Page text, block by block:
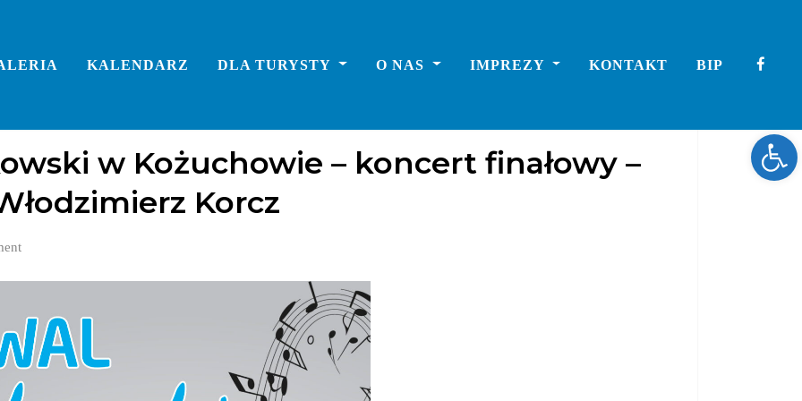
KALENDARZ DLA TURYSTY O NAS IMPREZY KONTAKT BIP
w Kożuchowie – koncert finałowy –
Korcz